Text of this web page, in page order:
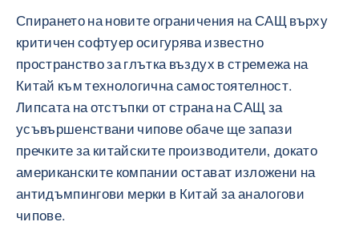
Спирането на новите ограничения на САЩ върху
критичен софтуер осигурява известно
пространство за глътка въздух в стремежа на
Китай към технологична самостоятелност.
Липсата на отстъпки от страна на САЩ за
усъвършенствани чипове обаче ще запази
пречките за китайските производители, докато
американските компании остават изложени на
антидъмпингови мерки в Китай за аналогови
чипове.